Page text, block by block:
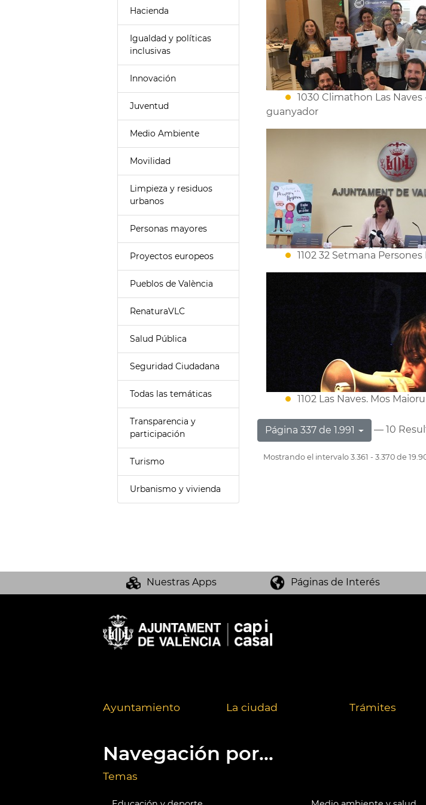
Hacienda
Igualdad y políticas
inclusivas
Innovación
Juventud
Medio Ambiente
Movilidad
Limpieza y residuos
urbanos
Personas mayores
Proyectos europeos
Pueblos de València
RenaturaVLC
Salud Pública
Seguridad Ciudadana
Todas las temáticas
Transparencia y
participación
Turismo
Urbanismo y vivienda
1030 Climathon Las Naves
guanyador
1102 32 Setmana Persones
1102 Las Naves. Mos
Página 337 de 1.991 — 10
Mostrando el intervalo 3.361 - 3.370 de
Nuestras Apps Páginas de Interés
Ayuntamiento La ciudad Trámites
Navegación por...
Temas